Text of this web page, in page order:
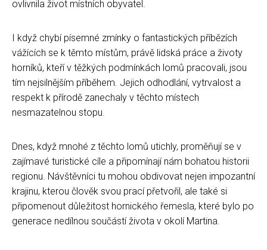
ovlivnila život místních obyvatel.
I když chybí písemné zmínky o fantastických příbězích
vážících se k těmto místům, právě lidská práce a životy
horníků, kteří v těžkých podmínkách lomů pracovali, jsou
tím nejsilnějším příběhem. Jejich odhodlání, vytrvalost a
respekt k přírodě zanechaly v těchto místech
nesmazatelnou stopu.
Dnes, když mnohé z těchto lomů utichly, proměňují se v
zajímavé turistické cíle a připomínají nám bohatou historii
regionu. Návštěvníci tu mohou obdivovat nejen impozantní
krajinu, kterou člověk svou prací přetvořil, ale také si
připomenout důležitost hornického řemesla, které bylo po
generace nedílnou součástí života v okolí Martina.